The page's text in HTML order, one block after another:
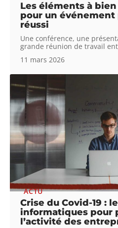
Les éléments à
pour un
réussi
Une conférence, une
grande réunion de travail
11 mars 2026
ACTU
Crise du Covid-19 :
informatiques pour
l’activité des